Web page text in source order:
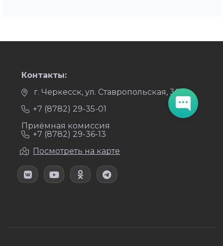
Контакты:
г. Черкесск, ул. Ставропольская, 36
+7 (8782) 29-35-01
Приёмная комиссия
+7 (8782) 29-36-13
Посмотреть на карте